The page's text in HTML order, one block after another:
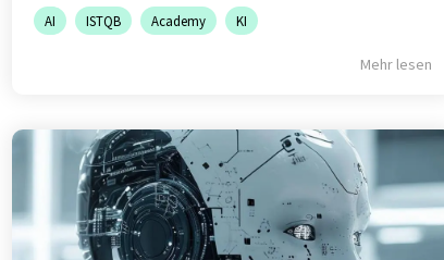
AI ISTQB Academy KI
Mehr lesen